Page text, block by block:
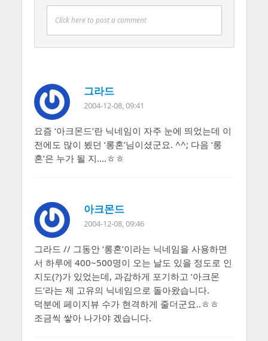
Click here to post a comment
그라드
2004-12-08, 09:41
요즘 ‘아크몬드’란 닉네임이 자주 눈에 띄었는데 이
전에도 많이 뵜던 ‘롱혼’님이셨군요. ^^; 다음 ‘롱
혼’은 누가 될 지….ㅎㅎ
아크몬드
2004-12-08, 09:46
그라드 // 그동안 ‘롱혼’이라는 닉네임을 사용하면
서 하루에 400~500명이 오는 날도 있을 정도로 인
지도(?)가 있었는데, 과감하게 포기하고 ‘아크몬
드’라는 제 고유의 닉네임으로 돌아왔습니다.
덕분에 페이지뷰 수가 현격하게 줄더군요..ㅎㅎ
조금씩 쌓아 나가야 겠습니다.